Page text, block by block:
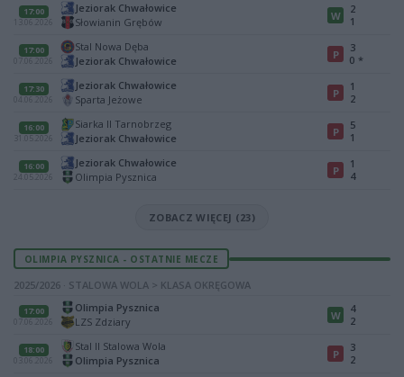
17:00
13.06.2026
Jeziorak Chwałowice
Słowianin Grębów
W
2
1
17:00
07.06.2026
Stal Nowa Dęba
Jeziorak Chwałowice
P
3
0 *
17:30
04.06.2026
Jeziorak Chwałowice
Sparta Jeżowe
P
1
2
16:00
31.05.2026
Siarka II Tarnobrzeg
Jeziorak Chwałowice
P
5
1
16:00
24.05.2026
Jeziorak Chwałowice
Olimpia Pysznica
P
1
4
ZOBACZ WIĘCEJ (23)
OLIMPIA PYSZNICA - OSTATNIE MECZE
2025/2026 · STALOWA WOLA > KLASA OKRĘGOWA
17:00
07.06.2026
Olimpia Pysznica
LZS Zdziary
W
4
2
18:00
03.06.2026
Stal II Stalowa Wola
Olimpia Pysznica
P
3
2